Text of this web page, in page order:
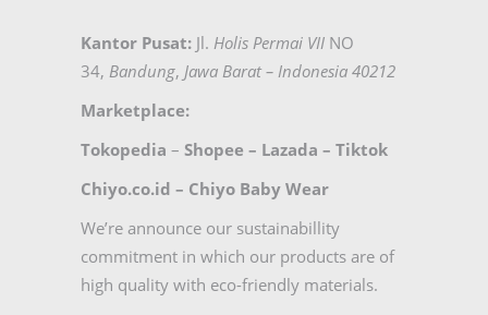
Kantor Pusat: Jl. Holis Permai VII NO
34, Bandung, Jawa Barat – Indonesia 40212
Marketplace:
Tokopedia – Shopee – Lazada – Tiktok
Chiyo.co.id – Chiyo Baby Wear
We’re announce our sustainabillity
commitment in which our products are of
high quality with eco-friendly materials.